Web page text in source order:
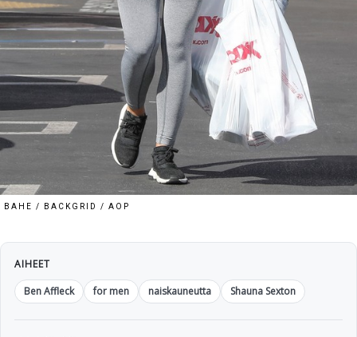
BAHE / BACKGRID / AOP
AIHEET
Ben Affleck
for men naiskauneutta Shauna Sexton